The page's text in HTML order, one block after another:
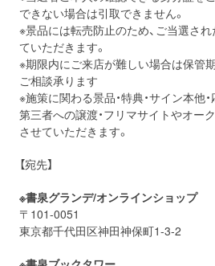
できない場合は引取できません。
※景品には転売防止のため、ご当選さ
ていただきます。
※期限内にご来店が難しい場合は保管
ご相談承ります
※施策に関わる景品・特典・サイン本他
第三者への譲渡・フリマサイトやオー
させていただきます。
【宛先】
※書泉グランデ/オンラインショップ
〒101-0051
東京都千代田区神田神保町1-3-2